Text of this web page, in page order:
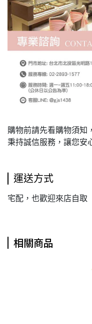
購物前請先看購物須知
秉持誠信服務，讓您安
運送方式
宅配，也歡迎來店自取
相關商品